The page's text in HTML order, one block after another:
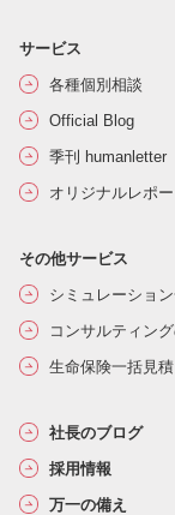
サービス
各種個別相談
Official Blog
季刊 humanletter
オリジナルレポー
その他サービス
シミュレーショ
コンサルティン
生命保険一括見積
社長のブログ
採用情報
万一の備え